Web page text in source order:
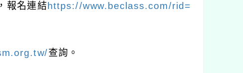
報名連結 https://www.beclass.com/rid=
查詢。